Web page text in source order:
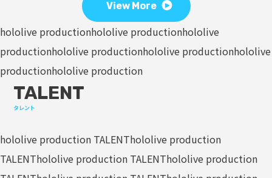
View More
hololive productionhololive productionhololive
productionhololive productionhololive productionhololive
productionhololive production
TALENT
タレント
hololive production TALENThololive production
TALENThololive production TALENThololive production